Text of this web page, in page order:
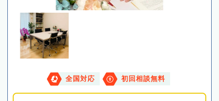
全国対応 初回相談無料